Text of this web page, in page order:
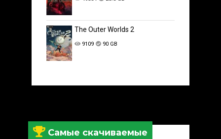
The Outer Worlds 2
9109 90 GB
Самые скачиваемые